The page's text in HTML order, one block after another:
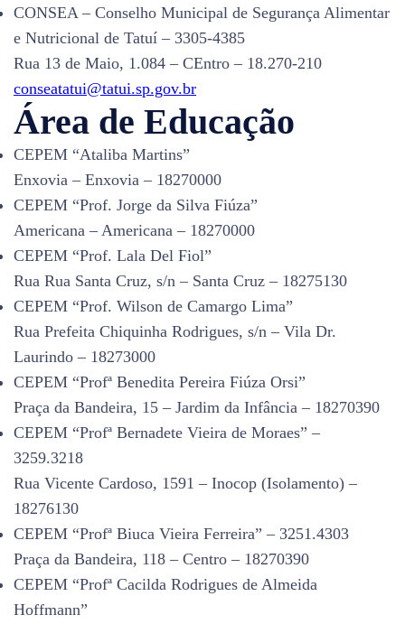
CONSEA – Conselho Municipal de Segurança Alimentar
e Nutricional de Tatuí – 3305-4385
Rua 13 de Maio, 1.084 – CEntro – 18.270-210
conseatatui@tatui.sp.gov.br
Área de Educação
CEPEM “Ataliba Martins”
Enxovia – Enxovia – 18270000
CEPEM “Prof. Jorge da Silva Fiúza”
Americana – Americana – 18270000
CEPEM “Prof. Lala Del Fiol”
Rua Rua Santa Cruz, s/n – Santa Cruz – 18275130
CEPEM “Prof. Wilson de Camargo Lima”
Rua Prefeita Chiquinha Rodrigues, s/n – Vila Dr.
Laurindo – 18273000
CEPEM “Profª Benedita Pereira Fiúza Orsi”
Praça da Bandeira, 15 – Jardim da Infância – 18270390
CEPEM “Profª Bernadete Vieira de Moraes” –
3259.3218
Rua Vicente Cardoso, 1591 – Inocop (Isolamento) –
18276130
CEPEM “Profª Biuca Vieira Ferreira” – 3251.4303
Praça da Bandeira, 118 – Centro – 18270390
CEPEM “Profª Cacilda Rodrigues de Almeida
Hoffmann”